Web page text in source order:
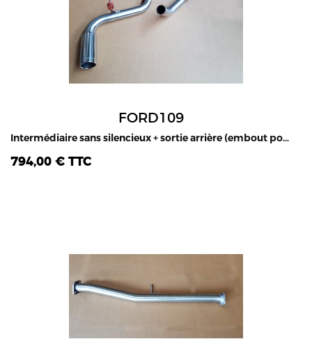
FORD109
Intermédiaire sans silencieux + sortie arrière (embout poli), après catalyseur, Ford Ranger Raptor 2.0L TDCI, 2020-2022
794,00 € TTC